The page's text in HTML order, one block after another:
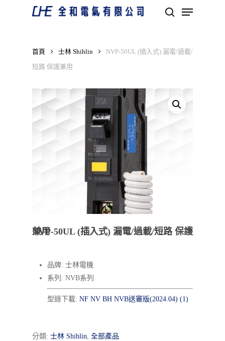
Menu
首頁 士林 Shihlin NVP-50UL (插入式) 漏電/過載/
短路 保護兼用
NVP-50UL (插入式) 漏電/過載/短路 保護兼用
品牌: 士林電機
系列: NVB系列
型錄下載: NF NV BH NVB送審版(2024.04) (1)
分類: 士林 Shihlin, 全部產品